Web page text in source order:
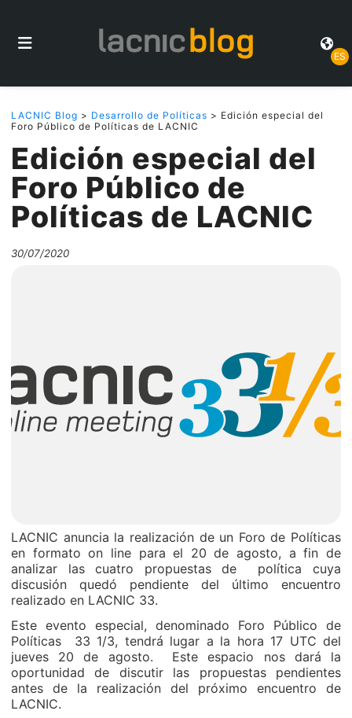
ES
LACNIC Blog > Desarrollo de Políticas > Edición especial del
Foro Público de Políticas de LACNIC
Edición especial del
Foro Público de
Políticas de LACNIC
30/07/2020
LACNIC anuncia la realización de un Foro de Políticas
en formato on line para el 20 de agosto, a fin de
analizar las cuatro propuestas de política cuya
discusión quedó pendiente del último encuentro
realizado en LACNIC 33.
Este evento especial, denominado Foro Público de
Políticas 33 1/3, tendrá lugar a la hora 17 UTC del
jueves 20 de agosto. Este espacio nos dará la
oportunidad de discutir las propuestas pendientes
antes de la realización del próximo encuentro de
LACNIC.